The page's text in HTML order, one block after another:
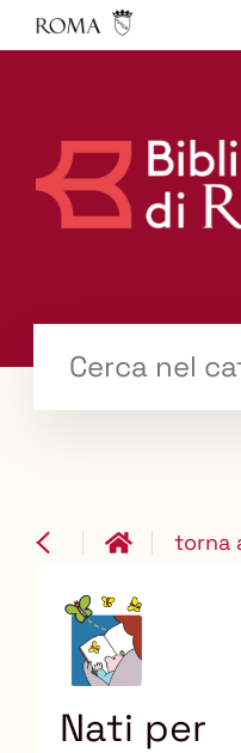
il tuo libro
torna
Nati per